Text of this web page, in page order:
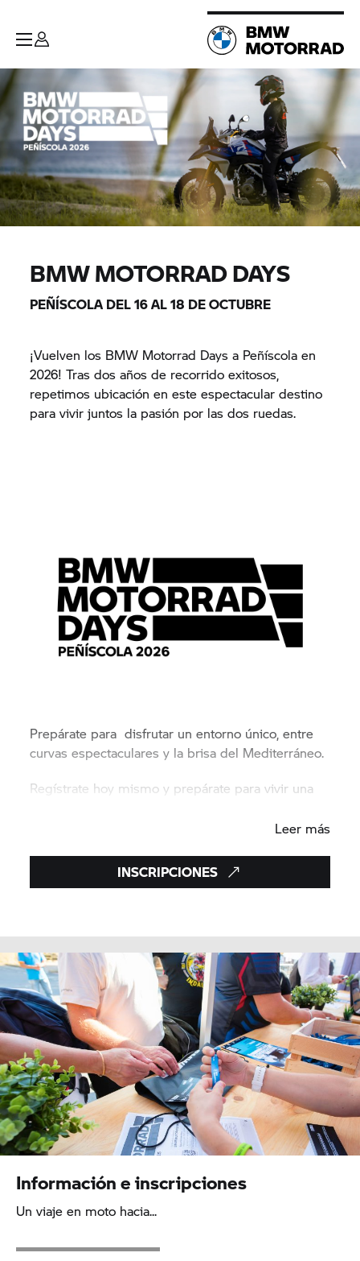
BMW MOTORRAD DAYS
PEÑÍSCOLA DEL 16 AL 18 DE OCTUBRE
¡Vuelven los BMW Motorrad Days a Peñíscola en
2026! Tras dos años de recorrido exitosos,
repetimos ubicación en este espectacular destino
para vivir juntos la pasión por las dos ruedas.
Prepárate para disfrutar un entorno único, entre
curvas espectaculares y la brisa del Mediterráneo.
Regístrate hoy mismo y prepárate para vivir una
Leer más
INSCRIPCIONES
Información e inscripciones
Un viaje en moto hacia...